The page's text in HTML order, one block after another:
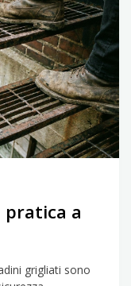
a
grigliati sono